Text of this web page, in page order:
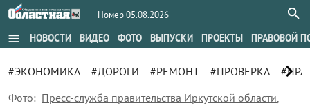
Номер 05.08.2026
menu НОВОСТИ ВИДЕО ФОТО ВЫПУСКИ ПРОЕКТЫ ПРАВОВОЙ
#ЭКОНОМИКА #ДОРОГИ #РЕМОНТ #ПРОВЕРКА chevron_right
Фото: Пресс-служба правительства Иркутской области,